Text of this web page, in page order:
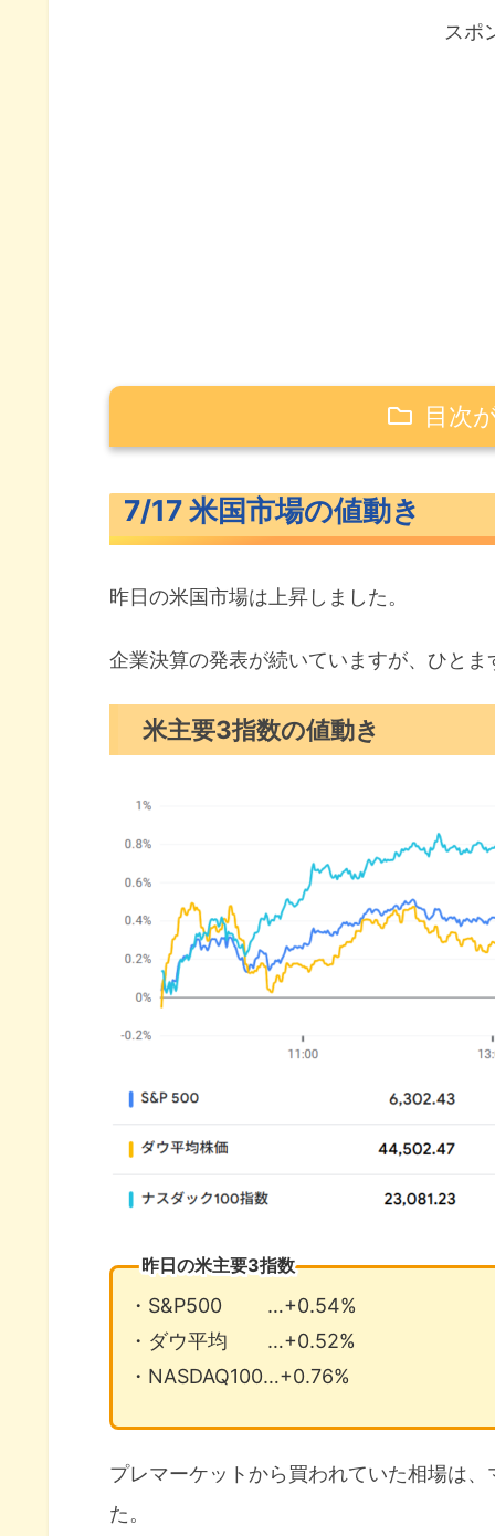
スポ
目次
米主要3指数の値動き
S&P500ヒートマップ
セクター別パフォーマンス
S&P500チャート分析
米国市場のトピックス
TSMC2025年売上高見通し引
ネットフリックス決算オール
7月の注目イベントについて
まとめ
7/17 米国市場の値動き
昨日の米国市場は上昇しました。
企業決算の発表が続いていますが、ひと
米主要3指数の値動き
昨日の米主要3指数
・S&P500 …+0.54%
・ダウ平均 …+0.52%
・NASDAQ100…+0.76%
プレマーケットから買われていた相場は
た。